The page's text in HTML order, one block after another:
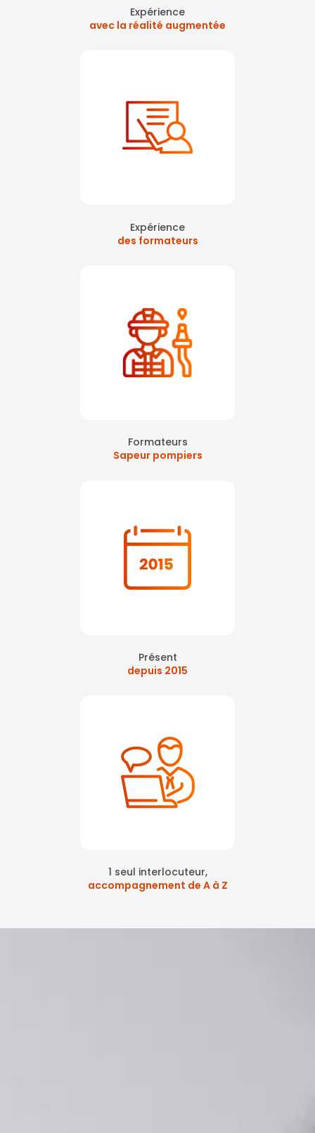
Expérience
avec la réalité augmentée
Expérience
des formateurs
Formateurs
Sapeur pompiers
Présent
depuis 2015
1 seul interlocuteur,
accompagnement de A à Z